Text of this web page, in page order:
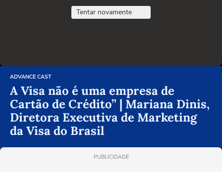
Tentar novamente
ADVANCE CAST
A Visa não é uma empresa de
Cartão de Crédito” | Mariana Dinis,
Diretora Executiva de Marketing
da Visa do Brasil
PUBLICIDADE